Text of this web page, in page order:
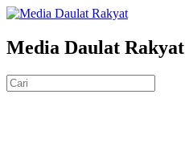
Media Daulat Rakyat